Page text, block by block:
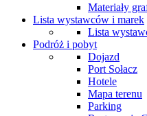
Materiały
Lista wystawców i marek
Lista
Podróż i pobyt
Dojazd
Port Sołacz
Hotele
Mapa terenu
Parking